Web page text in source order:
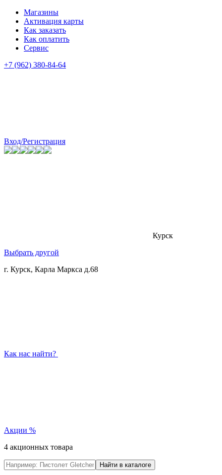
Магазины
Активация карты
Как заказать
Как оплатить
Сервис
+7 (962) 380-84-64
Вход/Регистрация
Курск
Выбрать другой
г. Курск, Карла Маркса д.68
Как нас найти?
Акции %
4 акционных товара